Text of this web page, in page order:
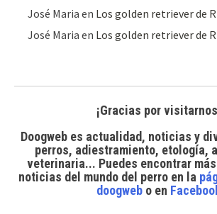
José Maria en Los golden retriever de
José Maria en Los golden retriever de
¡Gracias por
Doogweb es actualidad, noticias y
perros, adiestramiento, etología,
veterinaria... Puedes encontrar
noticias del mundo del perroen la
doogweb o en